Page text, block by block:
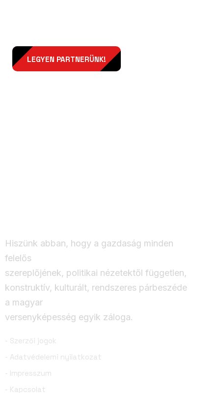
LEGYEN PARTNERÜNK!
Hiszünk abban, hogy a gazdaság minden
felelős
szereplőjének, politikai nézetektől független,
konstruktív, kulturált, rendszeres párbeszéde
a magyar
versenyképesség egyik záloga.
- Szerzői jogok
- Adatvédelemi nyilatkozat
- Impresszum
- Kapcsolat